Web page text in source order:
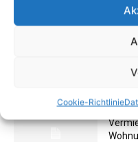
Cookie-Richtlinie